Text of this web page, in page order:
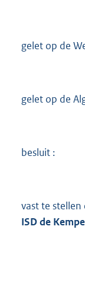
gelet op de
gelet op de
besluit :
vast te stellen
ISD de